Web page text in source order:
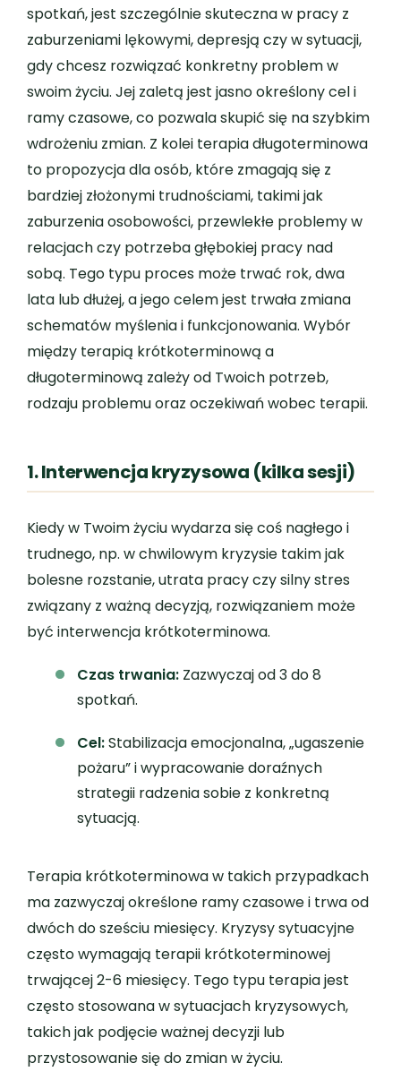
spotkań, jest szczególnie skuteczna w pracy z
zaburzeniami lękowymi, depresją czy w sytuacji,
gdy chcesz rozwiązać konkretny problem w
swoim życiu. Jej zaletą jest jasno określony cel i
ramy czasowe, co pozwala skupić się na szybkim
wdrożeniu zmian. Z kolei terapia długoterminowa
to propozycja dla osób, które zmagają się z
bardziej złożonymi trudnościami, takimi jak
zaburzenia osobowości, przewlekłe problemy w
relacjach czy potrzeba głębokiej pracy nad
sobą. Tego typu proces może trwać rok, dwa
lata lub dłużej, a jego celem jest trwała zmiana
schematów myślenia i funkcjonowania. Wybór
między terapią krótkoterminową a
długoterminową zależy od Twoich potrzeb,
rodzaju problemu oraz oczekiwań wobec terapii.
1. Interwencja kryzysowa (kilka sesji)
Kiedy w Twoim życiu wydarza się coś nagłego i
trudnego, np. w chwilowym kryzysie takim jak
bolesne rozstanie, utrata pracy czy silny stres
związany z ważną decyzją, rozwiązaniem może
być interwencja krótkoterminowa.
Czas trwania: Zazwyczaj od 3 do 8
spotkań.
Cel:Stabilizacja emocjonalna, „ugaszenie
pożaru” i wypracowanie doraźnych
strategii radzenia sobie z konkretną
sytuacją.
Terapia krótkoterminowa w takich przypadkach
ma zazwyczaj określone ramy czasowe i trwa od
dwóch do sześciu miesięcy. Kryzysy sytuacyjne
często wymagają terapii krótkoterminowej
trwającej 2-6 miesięcy. Tego typu terapia jest
często stosowana w sytuacjach kryzysowych,
takich jak podjęcie ważnej decyzji lub
przystosowanie się do zmian w życiu.